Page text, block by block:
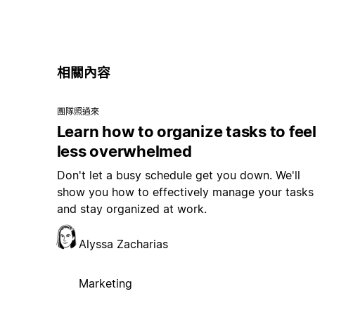
相關內容
團隊照過來
Learn how to organize tasks to feel
less overwhelmed
Don't let a busy schedule get you down. We'll
show you how to effectively manage your tasks
and stay organized at work.
Alyssa Zacharias
Marketing